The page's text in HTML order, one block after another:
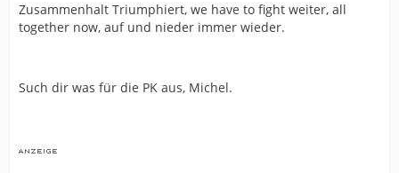
Zusammenhalt Triumphiert, we have to fight weiter, all
together now, auf und nieder immer wieder.
Such dir was für die PK aus, Michel.